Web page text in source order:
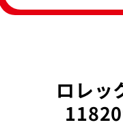
ロレッ